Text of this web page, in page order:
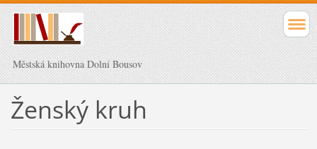
Městská knihovna Dolní Bousov
Ženský kruh